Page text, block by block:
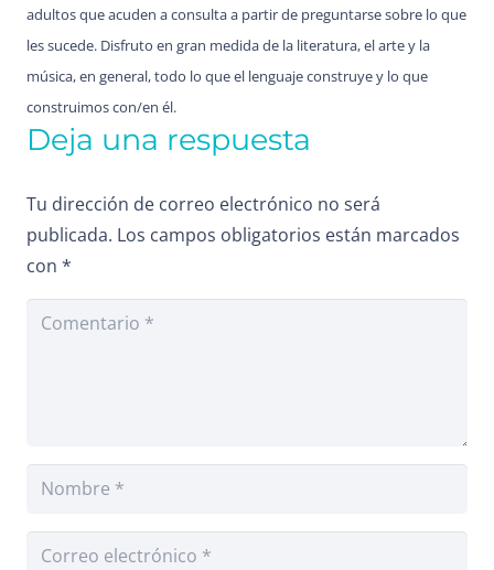
adultos que acuden a consulta a partir de preguntarse sobre lo que
les sucede. Disfruto en gran medida de la literatura, el arte y la
música, en general, todo lo que el lenguaje construye y lo que
construimos con/en él.
Deja una respuesta
Tu dirección de correo electrónico no será
publicada. Los campos obligatorios están marcados
con *